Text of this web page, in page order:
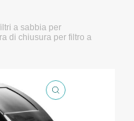
a sabbia per
di chiusura per filtro a